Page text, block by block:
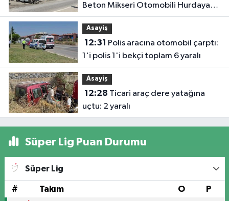
Beton Mikseri Otomobili Hurdaya
Çevirdi (4 Yaralı)
Asayiş
12:31
1'i polis 1'i bekçi toplam 6 yaralı
Asayiş
12:28
uçtu: 2 yaralı
Süper Lig Puan Durumu
Süper Lig
# Takım O P